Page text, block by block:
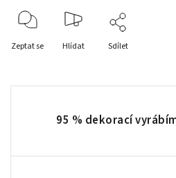
Zeptat se Hlídat Sdílet
95 % dekorací